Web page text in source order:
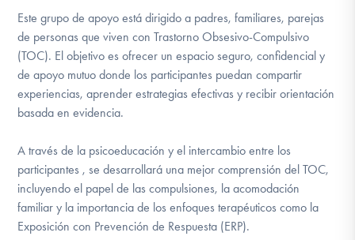
Get Involved
Este grupo de apoyo está dirigido a padres, familiares, parejas
de personas que viven con Trastorno Obsesivo-Compulsivo
(TOC). El objetivo es ofrecer un espacio seguro, confidencial y
de apoyo mutuo donde los participantes puedan compartir
experiencias, aprender estrategias efectivas y recibir orientación
basada en evidencia.
A través de la psicoeducación y el intercambio entre los
participantes , se desarrollará una mejor comprensión del TOC,
incluyendo el papel de las compulsiones, la acomodación
familiar y la importancia de los enfoques terapéuticos como la
Exposición con Prevención de Respuesta (ERP).